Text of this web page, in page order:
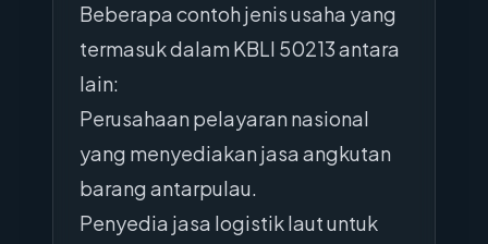
Beberapa contoh jenis usaha yang
termasuk dalam KBLI 50213 antara
lain:
Perusahaan pelayaran nasional
yang menyediakan jasa angkutan
barang antarpulau.
Penyedia jasa logistik laut untuk